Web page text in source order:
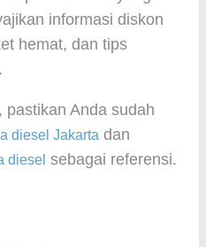
informasi diskon
hemat, dan tips
pastikan Anda sudah
diesel Jakarta dan
diesel sebagai referensi.